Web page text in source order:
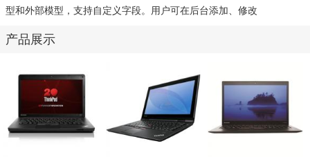
型和外部模型，支持自定义字段。用户可在后台添加、修改
产品展示